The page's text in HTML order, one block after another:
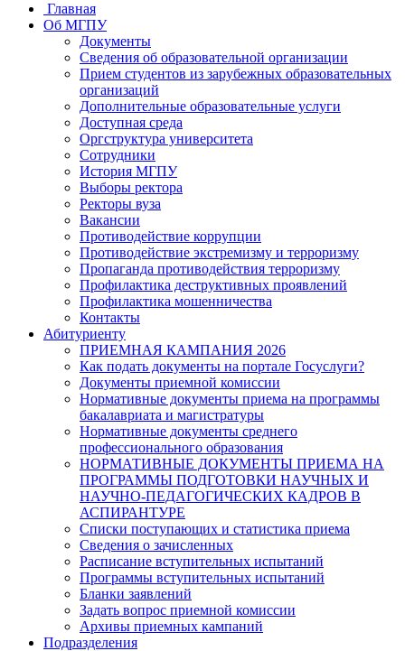
Главная
Об МГПУ
Документы
Сведения об образовательной организации
Прием студентов из зарубежных образовательных
организаций
Дополнительные образовательные услуги
Доступная среда
Оргструктура университета
Сотрудники
История МГПУ
Выборы ректора
Ректоры вуза
Вакансии
Противодействие коррупции
Противодействие экстремизму и терроризму
Пропаганда противодействия терроризму
Профилактика деструктивных проявлений
Профилактика мошенничества
Контакты
Абитуриенту
ПРИЕМНАЯ КАМПАНИЯ 2026
Как подать документы на портале Госуслуги?
Документы приемной комиссии
Нормативные документы приема на программы
бакалавриата и магистратуры
Нормативные документы среднего
профессионального образования
НОРМАТИВНЫЕ ДОКУМЕНТЫ ПРИЕМА НА
ПРОГРАММЫ ПОДГОТОВКИ НАУЧНЫХ И
НАУЧНО-ПЕДАГОГИЧЕСКИХ КАДРОВ В
АСПИРАНТУРЕ
Списки поступающих и статистика приема
Сведения о зачисленных
Расписание вступительных испытаний
Программы вступительных испытаний
Бланки заявлений
Задать вопрос приемной комиссии
Архивы приемных кампаний
Подразделения